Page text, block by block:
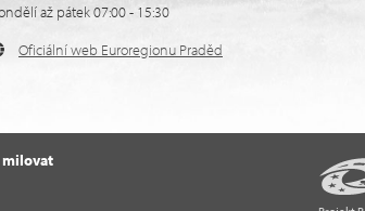
až pátek 07:00 - 15:30
Oficiální web Euroregionu Praděd
milovat